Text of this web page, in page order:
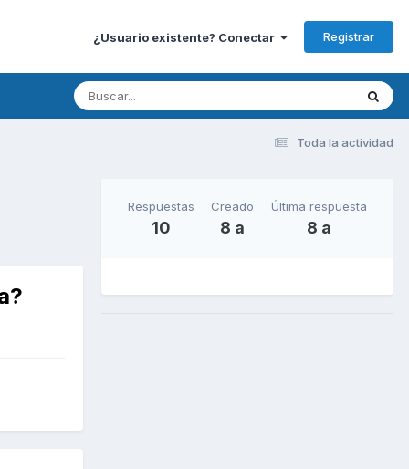
¿Usuario existente? Conectar Registrar
Toda la actividad
Respuestas
10
Creado
8 a
Última respuesta
8 a